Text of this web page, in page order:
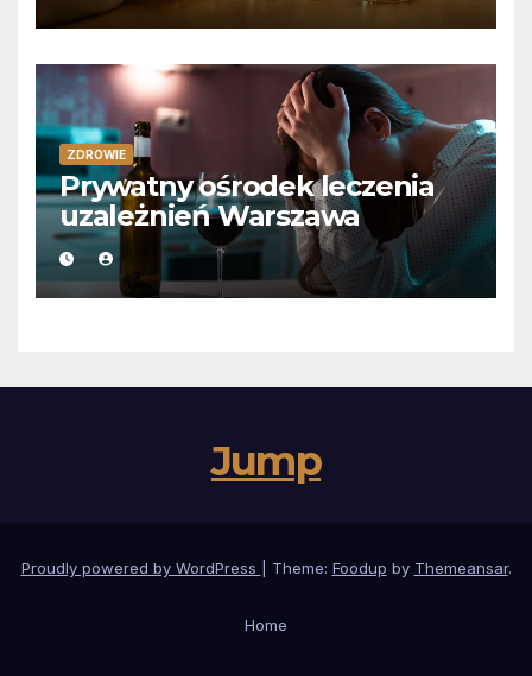
ZDROWIE
Prywatny ośrodek leczenia
uzależnień Warszawa
Jump
Proudly powered by WordPress Theme: Foodup by Themeansar.
Home